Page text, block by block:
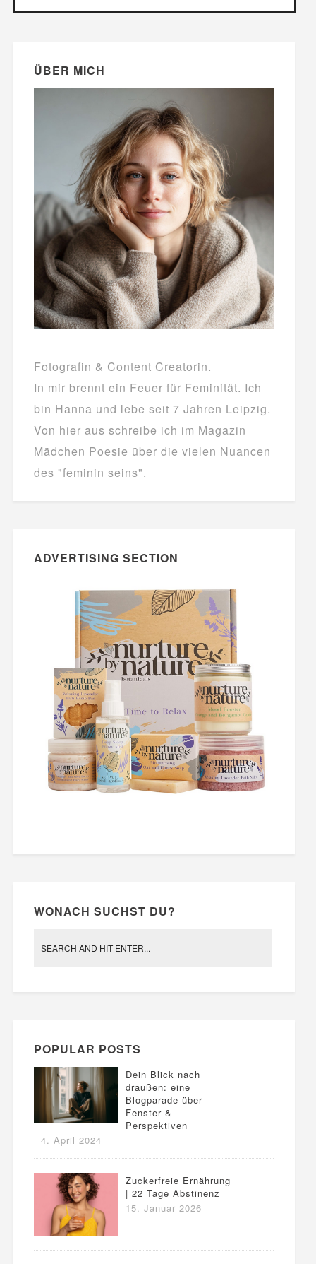
ÜBER MICH
Fotografin & Content Creatorin.
In mir brennt ein Feuer für Feminität. Ich
bin Hanna und lebe seit 7 Jahren Leipzig.
Von hier aus schreibe ich im Magazin
Mädchen Poesie über die vielen Nuancen
des "feminin seins".
ADVERTISING SECTION
WONACH SUCHST DU?
POPULAR POSTS
Dein Blick nach
draußen: eine
Blogparade über
Fenster &
Perspektiven
4. April 2024
Zuckerfreie Ernährung
| 22 Tage Abstinenz
15. Januar 2026